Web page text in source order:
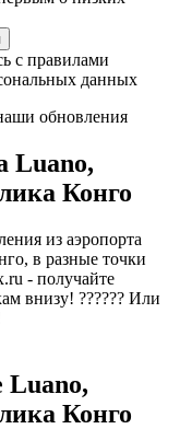
с правилами
данных
обновления
Luano,
Конго
из аэропорта
в разные точки
- получайте
внизу! ?????? Или
Luano,
Конго